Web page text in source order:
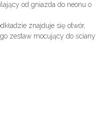
od gniazda do neonu o
znajduje się otwór,
zestaw mocujący do ściany